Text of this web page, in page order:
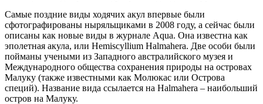
Самые поздние виды ходячих акул впервые были
сфотографированы ныряльщиками в 2008 году, а сейчас были
описаны как новые виды в журнале Aqua. Она известна как
эполетная акула, или Hemiscyllium Halmahera. Две особи были
пойманы учеными из Западного австралийского музея и
Международного общества сохранения природы на островах
Малуку (также известными как Молюкас или Острова
специй). Название вида ссылается на Halmahera – наибольший
остров на Малуку.